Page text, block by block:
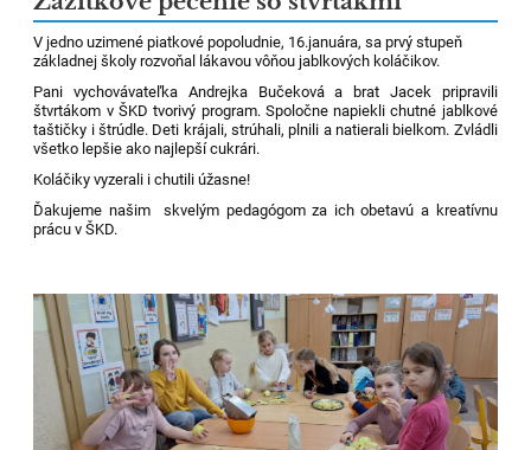
V jedno uzimené piatkové popoludnie, 16.januára, sa prvý stupeň
základnej školy rozvoňal lákavou vôňou jablkových koláčikov.
Pani vychovávateľka Andrejka Bučeková a brat Jacek pripravili
štvrtákom v ŠKD tvorivý program. Spoločne napiekli chutné jablkové
taštičky i štrúdle. Deti krájali, strúhali, plnili a natierali bielkom. Zvládli
všetko lepšie ako najlepší cukrári.
Koláčiky vyzerali i chutili úžasne!
Ďakujeme našim skvelým pedagógom za ich obetavú a kreatívnu
prácu v ŠKD.